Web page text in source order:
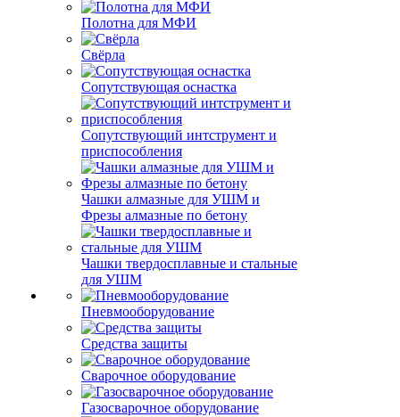
Полотна для МФИ
Свёрла
Сопутствующая оснастка
Сопутствующий интструмент и
приспособления
Чашки алмазные для УШМ и
Фрезы алмазные по бетону
Чашки твердосплавные и стальные
для УШМ
Пневмооборудование
Средства защиты
Сварочное оборудование
Газосварочное оборудование